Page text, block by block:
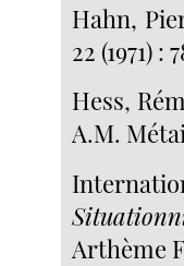
Hahn,
22 (1971) :
Hess,
A.M.
Arthème